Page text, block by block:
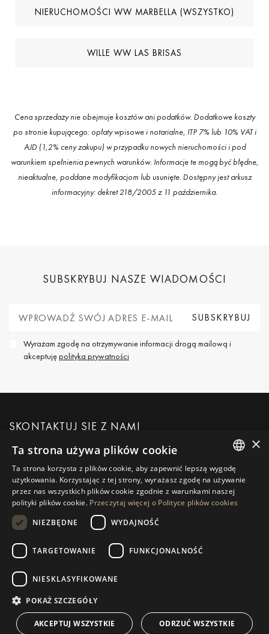
NIERUCHOMOŚCI WW MARBELLA (WSZYSTKO)
WILLE WW LAS BRISAS
Cena sprzedaży nie obejmuje kosztów ani podatków. Dodatkowe koszty
po stronie kupującego: opłaty wpisowe i notarialne, ITP 7% lub 10% VAT i
AJD (1,2% ceny zakupu) w przypadku nowych nieruchomości i pod
warunkiem spełnienia pewnych warunków. Informacje te mogą być błędne,
nieaktualne, poddane modyfikacjom lub usunięte. Dostępny jest arkusz
informacyjny: dekret 218/2005 z 11 października.
SUBSKRYBUJ NASZE WIADOMOŚCI
Wyrażam zgodę na otrzymywanie informacji drogą mailową i
akceptujępolityka prywatności
SKONTAKTUJ SIĘ Z NAMI
POPROŚ O WIĘCEJ INFORMACJI
WIADOMOŚĆ DO NAS
NAWIGACJA
Nieruchomości
Przewodniki
Zespół
KOLEKCJA
Frontline Beach
KONTAKT
ENGLISH
SPANISH
NORWEGIAN
×
Ta strona używa plików cookie
Ta strona korzysta z plików cookie, aby zapewnić lepszą wygodę
użytkowania. Korzystając z tej strony, wyrażasz zgodę na używanie
przez nas wszystkich plików cookie zgodnie z warunkami naszej
polityki plików cookie. Przeczytaj więcej o Polityce plików cookies
NIEZBĘDNE
WYDAJNOŚĆ
TARGETOWANIE FUNKCJONALNOŚĆ
NIESKLASYFIKOWANE
POKAŻ SZCZEGÓŁY
AKCEPTUJ WSZYSTKIE ODRZUĆ WSZYSTKIE